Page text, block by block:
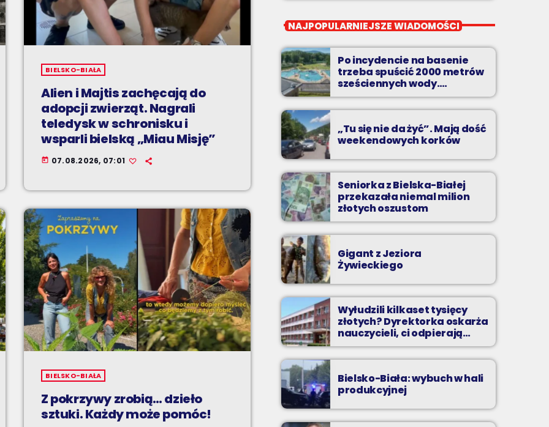
BIELSKO-BIAŁA
Alien i Majtis zachęcają do
adopcji zwierząt. Nagrali
teledysk w schronisku i
wsparli bielską „Miau Misję”
today 07.08.2026, 07:01
BIELSKO-BIAŁA
Z pokrzywy zrobią… dzieło
sztuki. Każdy może pomóc!
Ale Kultura
Teatr, kino, muzyka, sztuka - czyli wszystko
to, co interesuje kulturalnego człowieka.
NAJPOPULARNIEJSZE WIADOMOŚCI
Po incydencie na basenie
trzeba spuścić 2000 metrów
sześciennych wody.
„Ogromne koszty i ogromna
praca”
„Tu się nie da żyć”. Mają dość
weekendowych korków
Seniorka z Bielska-Białej
przekazała niemal milion
złotych oszustom
Gigant z Jeziora
Żywieckiego
Wyłudzili kilkaset tysięcy
złotych? Dyrektorka oskarża
nauczycieli, ci odpierają
zarzuty
Bielsko-Biała: wybuch w hali
produkcyjnej